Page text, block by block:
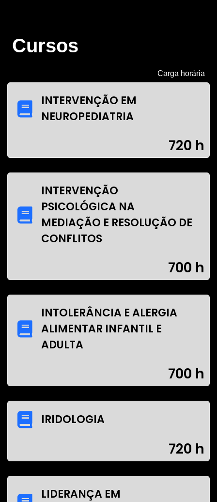
Cursos
Carga horária
INTERVENÇÃO EM
NEUROPEDIATRIA
720 h
INTERVENÇÃO
PSICOLÓGICA NA
MEDIAÇÃO E RESOLUÇÃO DE
CONFLITOS
700 h
INTOLERÂNCIA E ALERGIA
ALIMENTAR INFANTIL E
ADULTA
700 h
IRIDOLOGIA
720 h
LIDERANÇA EM